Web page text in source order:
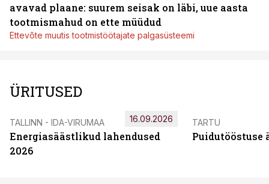
avavad plaane: suurem seisak on läbi, uue aasta
tootmismahud on ette müüdud
Ettevõte muutis tootmistöötajate palgasüsteemi
ÜRITUSED
TALLINN - IDA-VIRUMAA
Energiasäästlikud lahendused
2026
16.09.2026 TARTU
Puidutööstuse